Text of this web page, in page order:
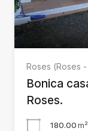
Roses (Roses
Bonica
Roses.
180.00m²